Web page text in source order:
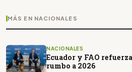
MÁS EN NACIONALES
NACIONALES
Ecuador y FAO
rumbo a 2026